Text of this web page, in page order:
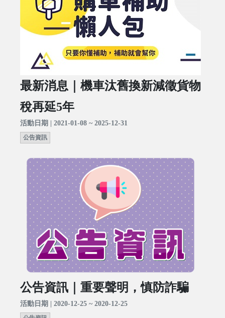
最新消息｜機車汰舊換新減徵貨物
稅再延5年
活動日期 | 2021-01-08 ~ 2025-12-31
公告資訊
公告資訊｜重要聲明，慎防詐騙
活動日期 | 2020-12-25 ~ 2020-12-25